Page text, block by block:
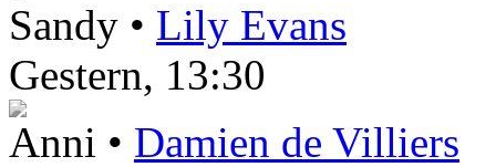
Sandy • Lily Evans
Gestern, 13:30
Anni • Damien de Villiers